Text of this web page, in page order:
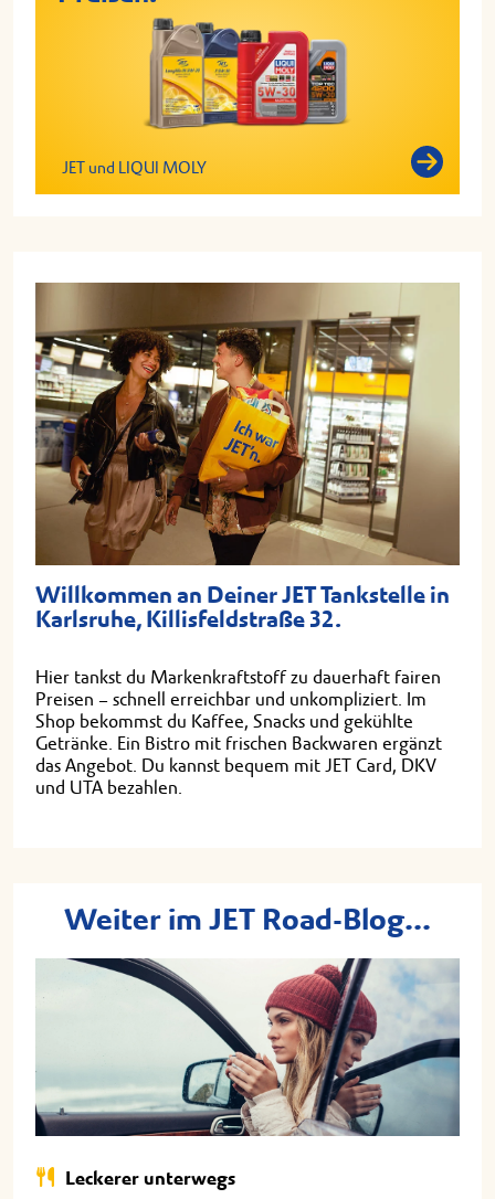
JET und LIQUI MOLY
Willkommen an Deiner JET Tankstelle in
Karlsruhe, Killisfeldstraße 32.
Hier tankst du Markenkraftstoff zu dauerhaft fairen
Preisen – schnell erreichbar und unkompliziert. Im
Shop bekommst du Kaffee, Snacks und gekühlte
Getränke. Ein Bistro mit frischen Backwaren ergänzt
das Angebot. Du kannst bequem mit JET Card, DKV
und UTA bezahlen.
Weiter im JET Road-Blog...
Leckerer unterwegs